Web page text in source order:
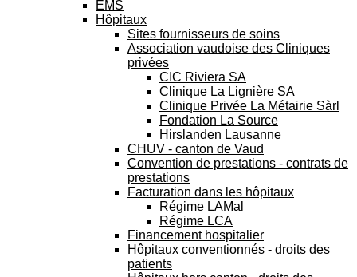
EMS
Hôpitaux
Sites fournisseurs de soins
Association vaudoise des Cliniques
privées
CIC Riviera SA
Clinique La Lignière SA
Clinique Privée La Métairie Sàrl
Fondation La Source
Hirslanden Lausanne
CHUV - canton de Vaud
Convention de prestations - contrats de
prestations
Facturation dans les hôpitaux
Régime LAMal
Régime LCA
Financement hospitalier
Hôpitaux conventionnés - droits des
patients